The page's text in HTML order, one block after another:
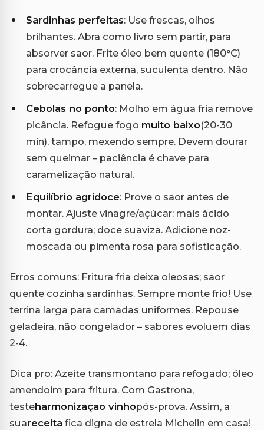
Sardinhas perfeitas: Use frescas, olhos
brilhantes. Abra como livro sem partir, para
absorver saor. Frite óleo bem quente (180°C)
para crocância externa, suculenta dentro. Não
sobrecarregue a panela.
Cebolas no ponto: Molho em água fria remove
picância. Refogue fogo muito baixo(20-30
min), tampo, mexendo sempre. Devem dourar
sem queimar – paciência é chave para
caramelização natural.
Equilíbrio agridoce: Prove o saor antes de
montar. Ajuste vinagre/açúcar: mais ácido
corta gordura; doce suaviza. Adicione noz-
moscada ou pimenta rosa para sofisticação.
Erros comuns: Fritura fria deixa oleosas; saor
quente cozinha sardinhas. Sempre monte frio! Use
terrina larga para camadas uniformes. Repouse
geladeira, não congelador – sabores evoluem dias
2-4.
Dica pro: Azeite transmontano para refogado; óleo
amendoim para fritura. Com Gastrona,
testeharmonização vinhopós-prova. Assim, a
suareceita fica digna de estrela Michelin em casa!